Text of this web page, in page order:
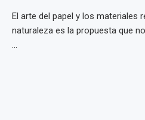
El arte del papel y los materiales
naturaleza es la propuesta que
...